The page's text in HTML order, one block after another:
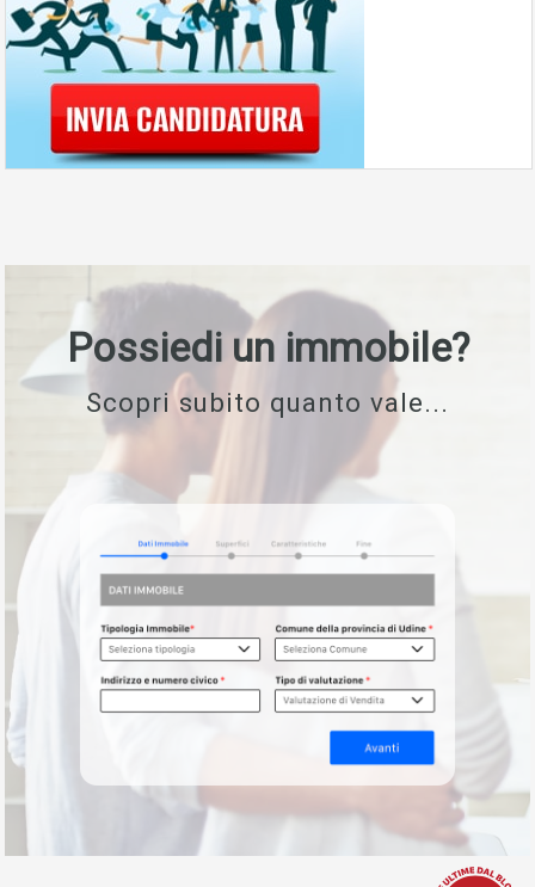
Possiedi un immobile?
Scopri subito quanto vale...